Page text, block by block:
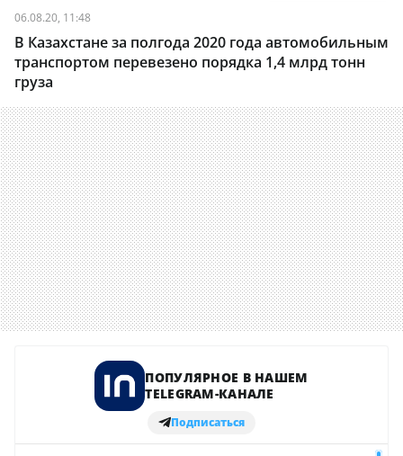
06.08.20, 11:48
В Казахстане за полгода 2020 года автомобильным
транспортом перевезено порядка 1,4 млрд тонн
груза